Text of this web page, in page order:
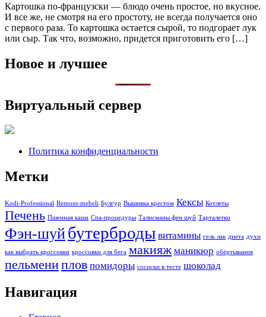
Картошка по-французски — блюдо очень простое, но вкусное.
И все же, не смотря на его простоту, не всегда получается оно
с первого раза. То картошка остается сырой, то подгорает лук
или сыр. Так что, возможно, придется приготовить его […]
Новое и лучшее
Виртуальный сервер
Политика конфиденциальности
Метки
Kodi-Professional Remont-mebeli Булгур Вышивка крестом Кексы Котлеты
Печень Пшенная каша Спа-процедуры Талисманы фен шуй Тарталетки
Фэн-шуйбутерброды витамины гель лак диета духи
как выбрать кроссовки кроссовки для бега макияж маникюр обёртывания
пельмениплов помидоры сосиски в тесте шоколад
Навигация